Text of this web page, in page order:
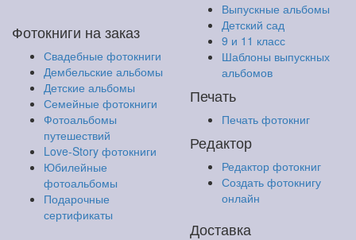
Фотокниги на заказ
Свадебные фотокниги
Дембельские альбомы
Детские альбомы
Семейные фотокниги
Фотоальбомы
путешествий
Love-Story фотокниги
Юбилейные
фотоальбомы
Подарочные
сертификаты
Выпускные альбомы
Детский сад
9 и 11 класс
Шаблоны выпускных
альбомов
Печать
Печать фотокниг
Редактор
Редактор фотокниг
Создать фотокнигу
онлайн
Доставка